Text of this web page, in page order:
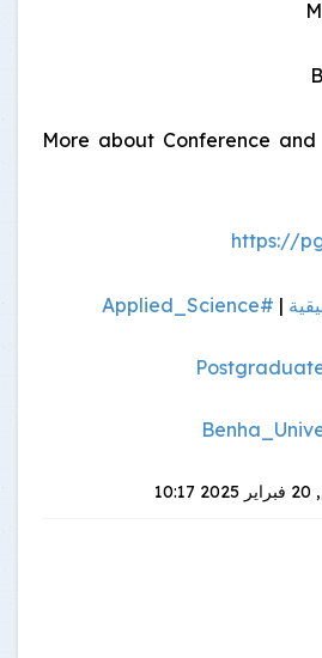
More about Conference and
https://
|
#Applied_Science